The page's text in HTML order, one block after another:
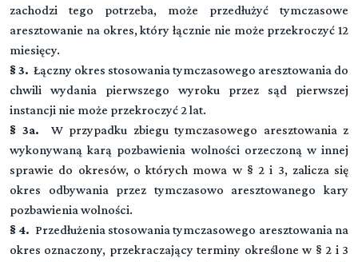
zachodzi tego potrzeba, może przedłużyć tymczasowe
aresztowanie na okres, który łącznie nie może przekroczyć 12
miesięcy.
§ 3. Łączny okres stosowania tymczasowego aresztowania do
chwili wydania pierwszego wyroku przez sąd pierwszej
instancji nie może przekroczyć 2 lat.
§ 3a. W przypadku zbiegu tymczasowego aresztowania z
wykonywaną karą pozbawienia wolności orzeczoną w innej
sprawie do okresów, o których mowa w § 2 i 3, zalicza się
okres odbywania przez tymczasowo aresztowanego kary
pozbawienia wolności.
§ 4. Przedłużenia stosowania tymczasowego aresztowania na
okres oznaczony, przekraczający terminy określone w § 2 i 3